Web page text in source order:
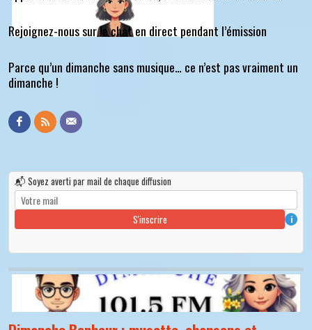
Rejoignez-nous sur le chat en direct pendant l’émission
Parce qu’un dimanche sans musique… ce n’est pas vraiment un
dimanche !
📬 Soyez averti par mail de chaque diffusion
S'inscrire i